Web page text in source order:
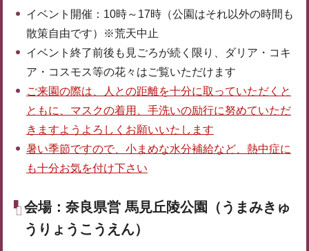
イベント開催：10時～17時（公園はそれ以外の時間も
散策自由です）※荒天中止
イベント終了前後も見ごろが続く限り、ダリア・コキ
ア・コスモス等の花々はご覧いただけます
ご来園の際は、人との距離を十分に取っていただくと
ともに、マスクの着用、手洗いの励行に努めていただ
きますようよろしくお願いいたします
暑い季節ですので、小まめな水分補給など、熱中症に
も十分お気を付け下さい
会場：奈良県営 馬見丘陵公園（うまみきゅ
うりょうこうえん）